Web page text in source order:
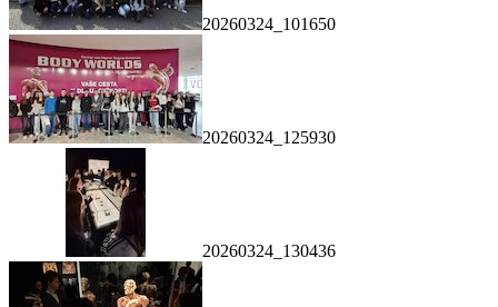
20260324_101650
20260324_125930
20260324_130436